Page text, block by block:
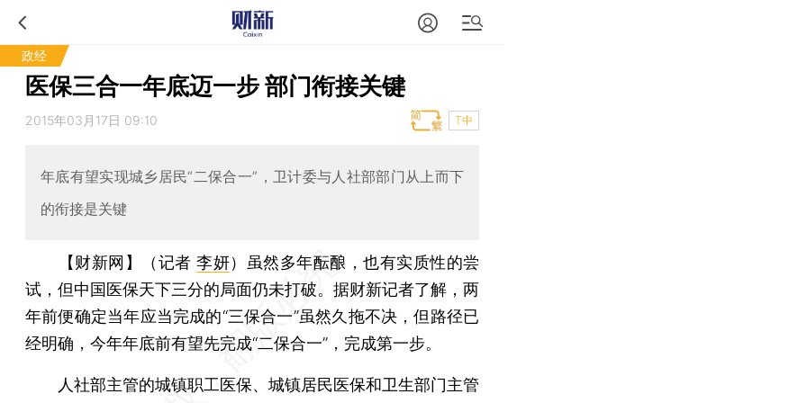
政经
医保三合一年底迈一步 部门衔接关键
2015年03月17日 09:10 T中
年底有望实现城乡居民“二保合一”，卫计委与人社部部门从上而下
的衔接是关键
【财新网】（记者李妍）
虽然多年酝酿，也有实质性的尝
试，但中国医保天下三分的局面仍未打破。据财新记者了解，两
年前便确定当年应当完成的“三保合一”虽然久拖不决，但路径已
经明确，今年年底前有望先完成“二保合一”，完成第一步。
人社部主管的城镇职工医保、城镇居民医保和卫生部门主管